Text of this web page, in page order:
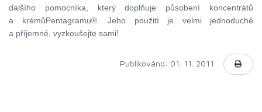
dalšího pomocníka, který doplňuje působení koncentrátů
a krémůPentagramu®. Jeho použití je velmi jednoduché
a příjemné, vyzkoušejte sami!
Publikováno: 01. 11. 2011